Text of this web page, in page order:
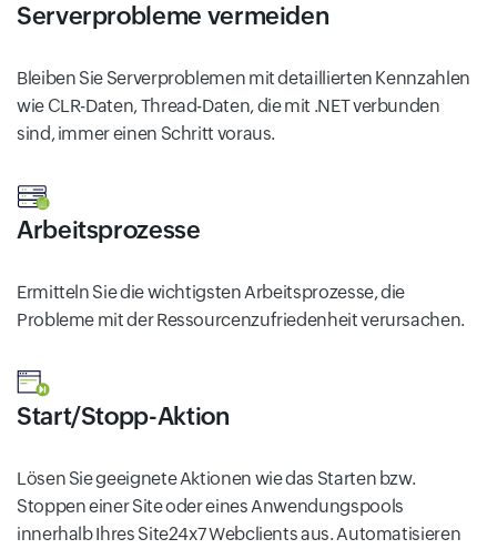
Serverprobleme vermeiden
Bleiben Sie Serverproblemen mit detaillierten Kennzahlen
wie CLR-Daten, Thread-Daten, die mit .NET verbunden
sind, immer einen Schritt voraus.
Arbeitsprozesse
Ermitteln Sie die wichtigsten Arbeitsprozesse, die
Probleme mit der Ressourcenzufriedenheit verursachen.
Start/Stopp-Aktion
Lösen Sie geeignete Aktionen wie das Starten bzw.
Stoppen einer Site oder eines Anwendungspools
innerhalb Ihres Site24x7 Webclients aus. Automatisieren